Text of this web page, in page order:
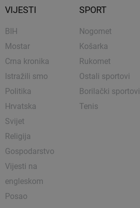
VIJESTI
BIH
Mostar
Crna kronika
Istražili smo
Politika
Hrvatska
Svijet
Religija
Gospodarstvo
Vijesti na
engleskom
Posao
SPORT
Nogomet
Košarka
Rukomet
Ostali sportovi
Borilački sportovi
Tenis